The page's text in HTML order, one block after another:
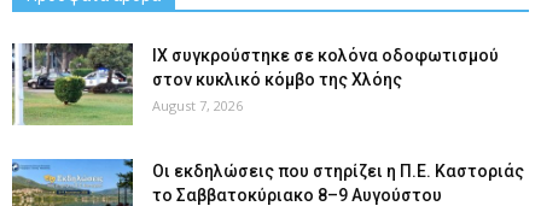
ΙΧ συγκρούστηκε σε κολόνα οδοφωτισμού
στον κυκλικό κόμβο της Χλόης
August 7, 2026
Οι εκδηλώσεις που στηρίζει η Π.Ε. Καστοριάς
το Σαββατοκύριακο 8–9 Αυγούστου